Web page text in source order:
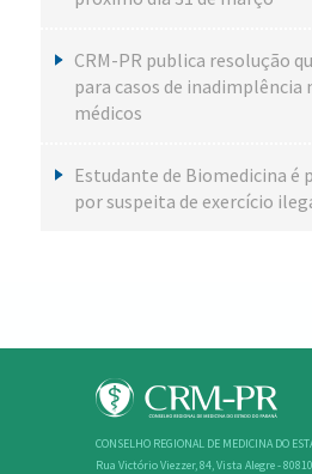
CRM-PR publica resolução
para casos de inadimplência
médicos
Estudante de Biomedicina é
por suspeita de exercício
CONSELHO REGIONAL DE MEDICINA DO
Rua Victório Viezzer, 84, Vista Alegre -